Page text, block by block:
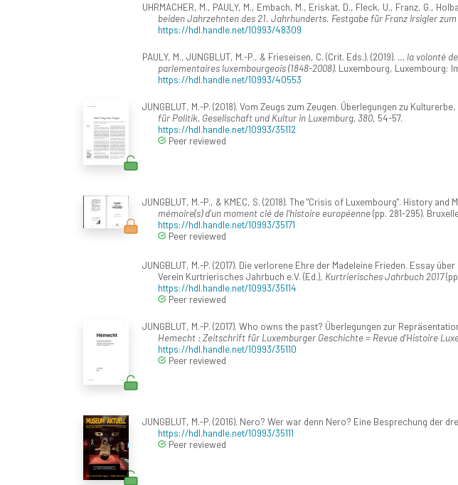
UHRMACHER, M., PAULY, M., Embach, M., Eriskat, D., Fleck, U., Franz, G.,
beiden Jahrzehnten des 21. Jahrhunderts. Festgabe für Franz Irsigler
https://hdl.handle.net/10993/48309
PAULY, M., JUNGBLUT, M.-P., & Frieseisen, C. (Crit. Eds.). (2019). … la volonté
parlementaires luxembourgeois (1848-2008). Luxembourg, Luxembourg:
https://hdl.handle.net/10993/40553
JUNGBLUT, M.-P. (2018). Vom Zeugs zum Zeugen. Überlegungen zu
für Politik, Gesellschaft und Kultur in Luxemburg, 380, 54-57.
https://hdl.handle.net/10993/35112
Peer reviewed
JUNGBLUT, M.-P., & KMEC, S. (2018). The "Crisis of Luxembourg". History and
mémoire(s) d'un moment clé de l'histoire européenne(pp. 281-295).
https://hdl.handle.net/10993/35171
Peer reviewed
JUNGBLUT, M.-P. (2017). Die verlorene Ehre der Madeleine Frieden. Essay
Verein Kurtrierisches Jahrbuch e.V. (Ed.), Kurtrierisches Jahrbuch 2017
https://hdl.handle.net/10993/35114
Peer reviewed
JUNGBLUT, M.-P. (2017). Who owns the past? Überlegungen zur
Hemecht : Zeitschrift für Luxemburger Geschichte = Revue d'Histoire
https://hdl.handle.net/10993/35110
Peer reviewed
JUNGBLUT, M.-P. (2016). Nero? Wer war denn Nero? Eine Besprechung der
https://hdl.handle.net/10993/35111
Peer reviewed